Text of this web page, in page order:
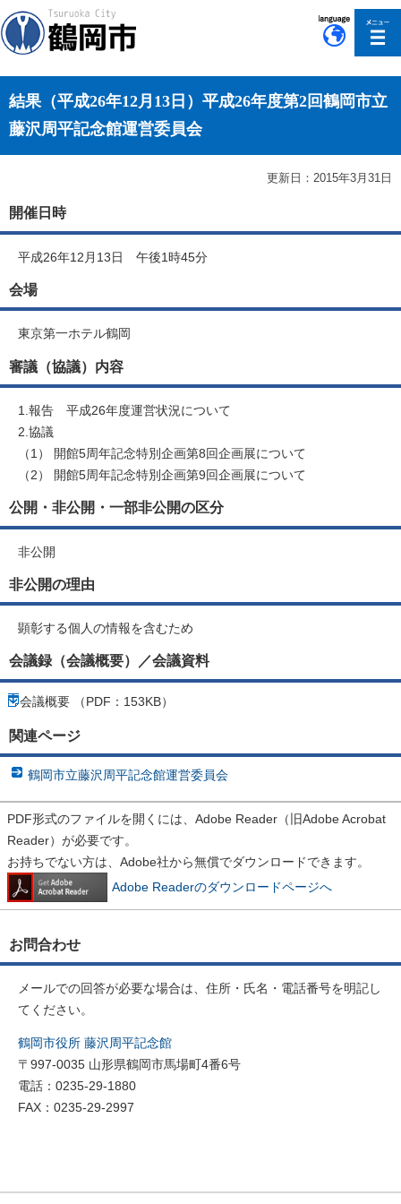
結果（平成26年12月13日）平成26年度第2回鶴岡市立
藤沢周平記念館運営委員会
更新日：2015年3月31日
開催日時
平成26年12月13日 午後1時45分
会場
東京第一ホテル鶴岡
審議（協議）内容
1.報告 平成26年度運営状況について
2.協議
（1） 開館5周年記念特別企画第8回企画展について
（2） 開館5周年記念特別企画第9回企画展について
公開・非公開・一部非公開の区分
非公開
非公開の理由
顕彰する個人の情報を含むため
会議録（会議概要）／会議資料
会議概要 （PDF：153KB）
関連ページ
鶴岡市立藤沢周平記念館運営委員会
PDF形式のファイルを開くには、Adobe Reader（旧Adobe Acrobat
Reader）が必要です。
お持ちでない方は、Adobe社から無償でダウンロードできます。
Adobe Readerのダウンロードページへ
お問合わせ
メールでの回答が必要な場合は、住所・氏名・電話番号を明記し
てください。
鶴岡市役所 藤沢周平記念館
〒997-0035 山形県鶴岡市馬場町4番6号
電話：0235-29-1880
FAX：0235-29-2997